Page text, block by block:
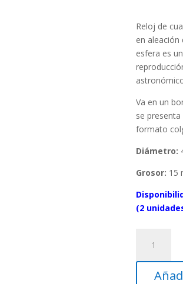
Reloj de
en aleación
esfera es
Va en un
se presenta
formato
Diámetro:
Grosor: 15
(2
bolsillo
analógico